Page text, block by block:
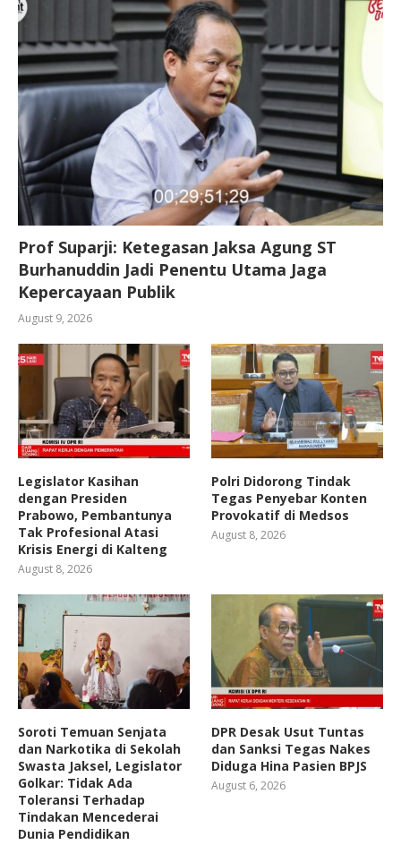
Prof Suparji: Ketegasan Jaksa Agung ST
Burhanuddin Jadi Penentu Utama Jaga
Kepercayaan Publik
August 9, 2026
Legislator Kasihan
dengan Presiden
Prabowo, Pembantunya
Tak Profesional Atasi
Krisis Energi di Kalteng
August 8, 2026
Polri Didorong Tindak
Tegas Penyebar Konten
Provokatif di Medsos
August 8, 2026
Soroti Temuan Senjata
dan Narkotika di Sekolah
Swasta Jaksel, Legislator
Golkar: Tidak Ada
Toleransi Terhadap
Tindakan Mencederai
Dunia Pendidikan
DPR Desak Usut Tuntas
dan Sanksi Tegas Nakes
Diduga Hina Pasien BPJS
August 6, 2026